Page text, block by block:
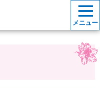
メニュー